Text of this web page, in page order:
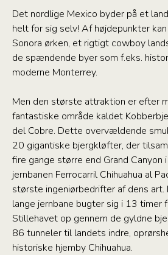
Det nordlige Mexico byder på et
helt for sig selv! Af højdepunkter
Sonora ørken, et rigtigt cowboy
de spændende byer som f.eks.
moderne Monterrey.
Men den største attraktion er efter
fantastiske område kaldet
del Cobre. Dette overvældende
20 gigantiske bjergkløfter, der
fire gange større end Grand Canyon
jernbanen Ferrocarril Chihuahua al
største ingeniørbedrifter af dens
lange jernbane bugter sig i 13 timer
Stillehavet op gennem de gyldne
86 tunneler til landets indre,
historiske hjemby Chihuahua.